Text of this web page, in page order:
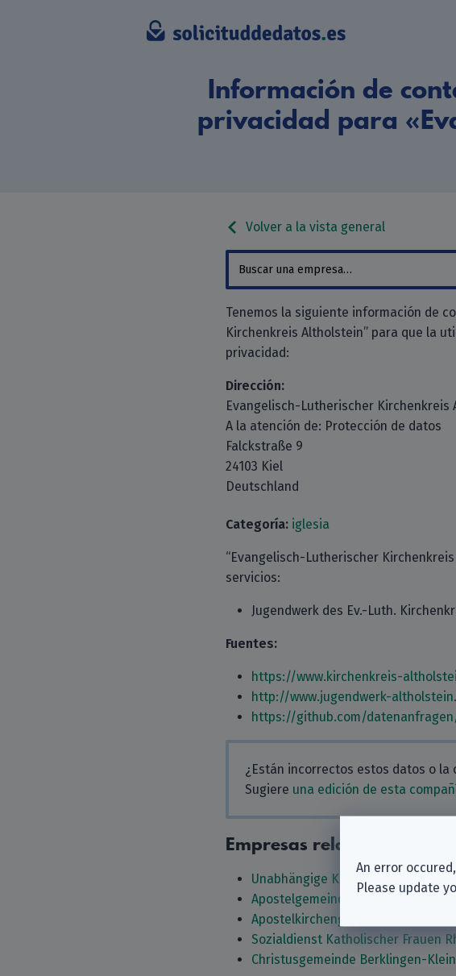
Información de
privacidad para
Volver a la vista general
Tenemos la siguiente información de
Kirchenkreis Altholstein” para que la
privacidad:
Dirección:
Evangelisch-Lutherischer Kirchenkreis
A la atención de: Protección de datos
Falckstraße 9
24103 Kiel
Deutschland
Categoría: iglesia
“Evangelisch-Lutherischer
servicios:
Jugendwerk des Ev.-Luth.
Fuentes:
https://www.kirchenkreis-
http://www.jugendwerk-
https://github.com/
¿Están incorrectos estos datos o la
Sugiere una edición de esta
Empresas relacionadas
Unabhängige Kommission für
Apostelgemeinde in Salzgitter-
Apostelkirchengemeinde Frellstedt-
Sozialdienst Katholischer Frauen
Christusgemeinde Berklingen-
An error
Please update